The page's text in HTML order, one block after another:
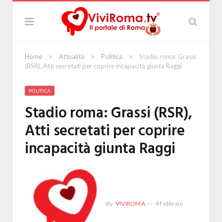
Home » Attualità » Politica »
Stadio roma: Grassi
(RSR), Atti secretati per coprire incapacità giunta Raggi
POLITICA
Stadio roma: Grassi (RSR),
Atti secretati per coprire
incapacità giunta Raggi
By VIVIROMA 4 Febbraio